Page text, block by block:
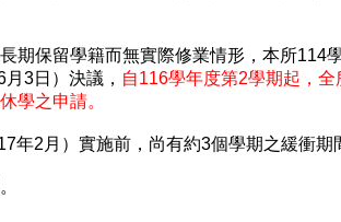
期保留學籍而無實際修業情形，本所114
月 3日）決議， 自116學年度第2學期起，全
學之申請。
年2 月）實施前，尚有約3個學期之緩衝期